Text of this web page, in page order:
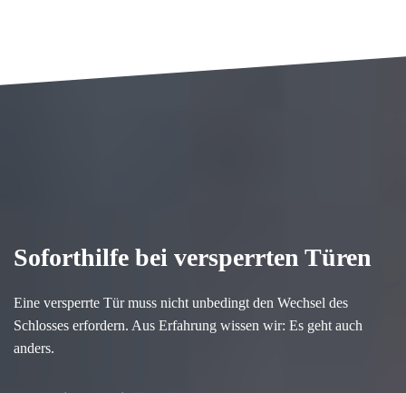
Soforthilfe bei versperrten Türen
Eine versperrte Tür muss nicht unbedingt den Wechsel des
Schlosses erfordern. Aus Erfahrung wissen wir: Es geht auch
anders.